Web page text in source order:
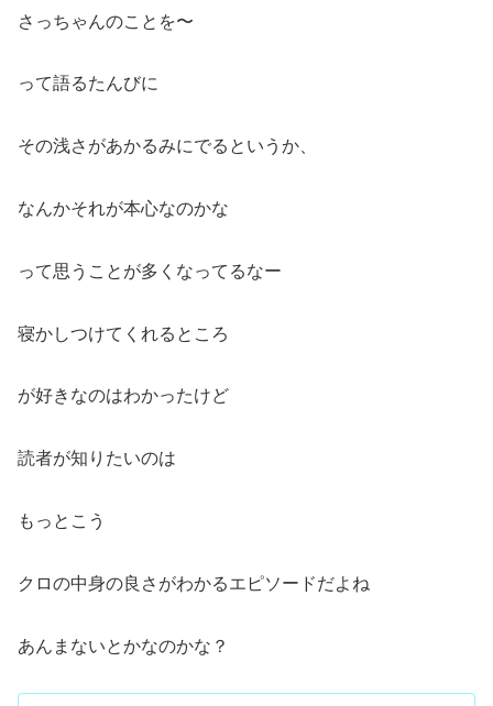
さっちゃんのことを〜
って語るたんびに
その浅さがあかるみにでるというか、
なんかそれが本心なのかな
って思うことが多くなってるなー
寝かしつけてくれるところ
が好きなのはわかったけど
読者が知りたいのは
もっとこう
クロの中身の良さがわかるエピソードだよね
あんまないとかなのかな？